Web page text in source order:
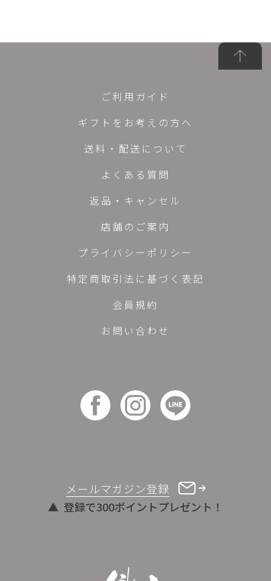
メールマガジン登録
登録で300ポイントプレゼント！
ご利用ガイド
ギフトをお考えの方へ
送料・配送について
よくある質問
返品・キャンセル
店舗のご案内
プライバシーポリシー
特定商取引法に基づく表記
会員規約
お問い合わせ